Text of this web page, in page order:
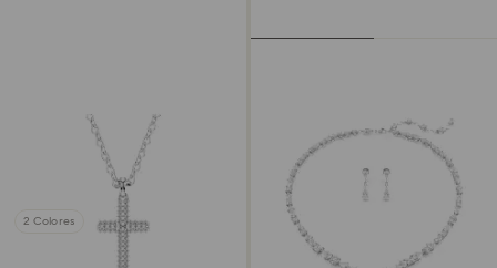
2 Colores